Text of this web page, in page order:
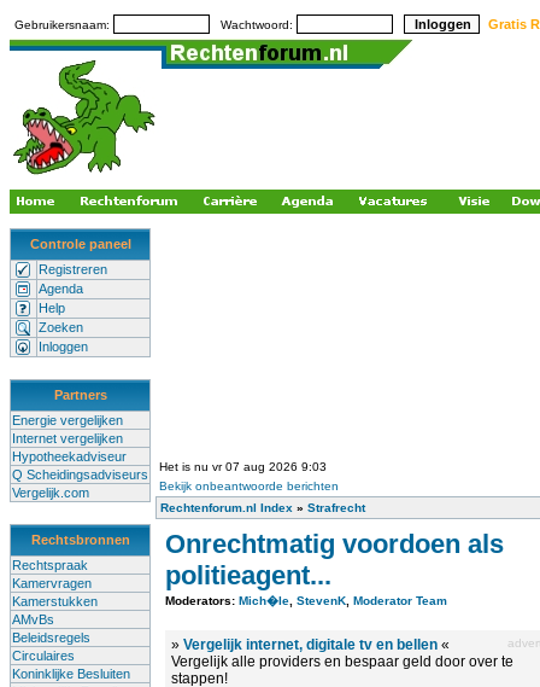
Gebruikersnaam: Wachtwoord: Gratis
Controle paneel
Registreren
Agenda
Help
Zoeken
Inloggen
Partners
Energie vergelijken
Internet vergelijken
Hypotheekadviseur
Q Scheidingsadviseurs
Vergelijk.com
Rechtsbronnen
Rechtspraak
Kamervragen
Kamerstukken
AMvBs
Beleidsregels
Circulaires
Koninklijke Besluiten
Het is nu vr 07 aug 2026 9:03
Bekijk onbeantwoorde berichten
Rechtenforum.nl Index » Strafrecht
Onrechtmatig voordoen als
politieagent...
Moderators: Mich�le StevenK Moderator Team
» Vergelijk internet, digitale tv en bellen «
Vergelijk alle providers en bespaar geld door over te
stappen!